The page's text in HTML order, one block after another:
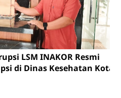
LSM INAKOR Resmi
di Dinas Kesehatan Kota